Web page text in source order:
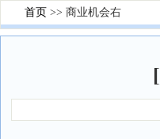
首页 >> 商业机会右